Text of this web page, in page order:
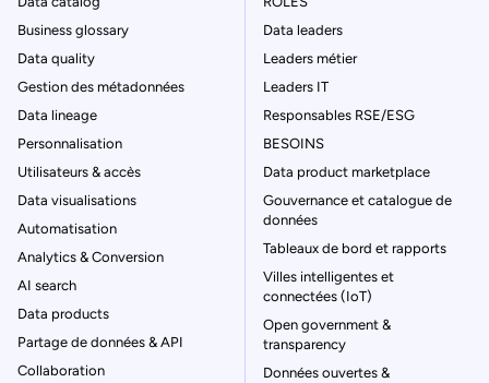
Business glossary
Data quality
Gestion des métadonnées
Data lineage
Personnalisation
Utilisateurs & accès
Data visualisations
Automatisation
Analytics & Conversion
AI search
Data products
Partage de données & API
Collaboration
Data leaders
Leaders métier
Leaders IT
Responsables RSE/ESG
BESOINS
Data product marketplace
Gouvernance et catalogue de
données
Tableaux de bord et rapports
Villes intelligentes et
connectées (IoT)
Open government &
transparency
Données ouvertes &